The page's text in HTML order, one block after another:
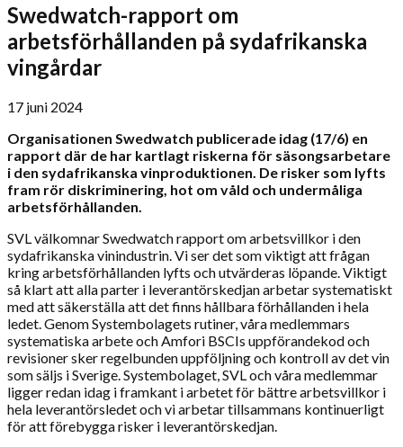
Swedwatch-rapport om
arbetsförhållanden på sydafrikanska
vingårdar
17 juni 2024
Organisationen Swedwatch publicerade idag (17/6) en
rapport där de har kartlagt riskerna för säsongsarbetare
i den sydafrikanska vinproduktionen. De risker som lyfts
fram rör diskriminering, hot om våld och undermåliga
arbetsförhållanden.
SVL välkomnar Swedwatch rapport om arbetsvillkor i den
sydafrikanska vinindustrin. Vi ser det som viktigt att frågan
kring arbetsförhållanden lyfts och utvärderas löpande. Viktigt
så klart att alla parter i leverantörskedjan arbetar systematiskt
med att säkerställa att det finns hållbara förhållanden i hela
ledet. Genom Systembolagets rutiner, våra medlemmars
systematiska arbete och Amfori BSCIs uppförandekod och
revisioner sker regelbunden uppföljning och kontroll av det vin
som säljs i Sverige. Systembolaget, SVL och våra medlemmar
ligger redan idag i framkant i arbetet för bättre arbetsvillkor i
hela leverantörsledet och vi arbetar tillsammans kontinuerligt
för att förebygga risker i leverantörskedjan.